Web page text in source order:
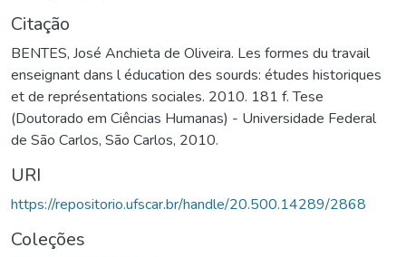
Citação
BENTES, José Anchieta de Oliveira. Les formes du travail
enseignant dans l éducation des sourds: études historiques
et de représentations sociales. 2010. 181 f. Tese
(Doutorado em Ciências Humanas) - Universidade Federal
de São Carlos, São Carlos, 2010.
URI
https://repositorio.ufscar.br/handle/20.500.14289/2868
Coleções